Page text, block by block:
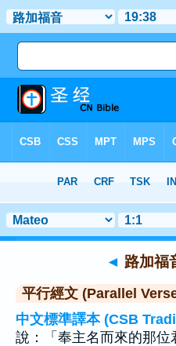
章 19> 聖經金句 38
◄ 路加福
平行經文 (Parallel
中文標準譯本 (CSB
說：「奉主名而來的那